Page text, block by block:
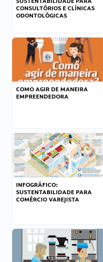
CONSULTÓRIOS E CLÍNICAS
ODONTOLÓGICAS
COMO AGIR DE MANEIRA
EMPREENDEDORA
INFOGRÁFICO:
SUSTENTABILIDADE PARA
COMÉRCIO VAREJISTA